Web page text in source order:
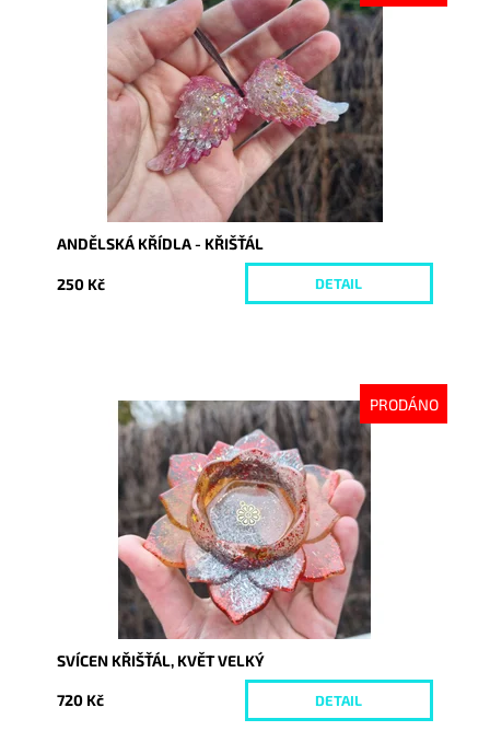
Dostupnost:
Vyprodáno
10561
ANDĚLSKÁ KŘÍDLA - KŘIŠŤÁL
250 Kč DETAIL
PRODÁNO
Dostupnost:
Vyprodáno
10608
SVÍCEN KŘIŠŤÁL, KVĚT VELKÝ
720 Kč DETAIL